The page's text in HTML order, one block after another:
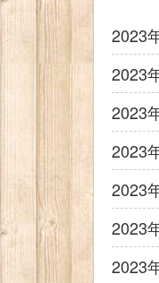
2023
2023
2023
2023
2023
2023
2023